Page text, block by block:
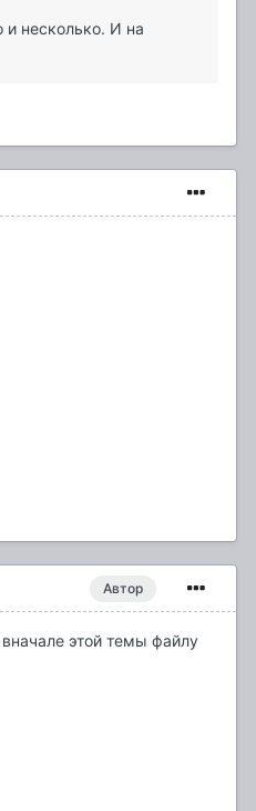
и несколько. И на
Автор
этой темы файлу